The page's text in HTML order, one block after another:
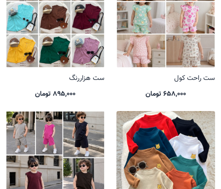
ست راحت کول
658,000 تومان
ست هزاررنگ
895,000 تومان